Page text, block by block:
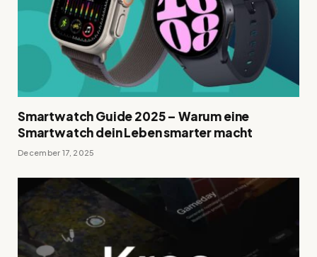
Smartwatch Guide 2025 – Warum eine
Smartwatch dein Leben smarter macht
December 17, 2025